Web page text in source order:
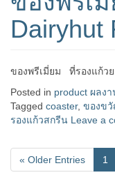
Dairyhut
ของพรีเมี่ยม ที่รองแก้ว
Posted in product ผลงา
Tagged coaster, ของขวั
รองแก้วสกรีน Leave a
« Older Entries 1